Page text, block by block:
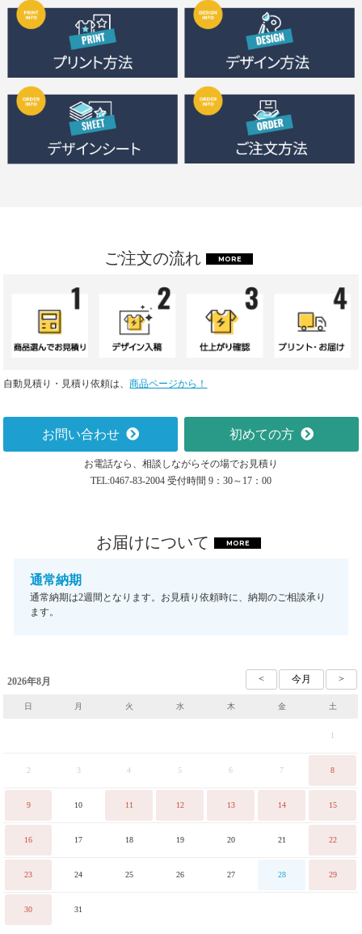
ご注文の流れ MORE
自動見積り・見積り依頼は、商品ページから！
お問い合わせ 初めての方
お電話なら、相談しながらその場でお見積り
TEL:0467-83-2004 受付時間 9：30～17：00
お届けについて MORE
通常納期
通常納期は2週間となります。お見積り依頼時に、納期のご相談承り
ます。
2026年8月
日 月 火 水 木 金 土
1
2 3 4 5 6 7 8
9 10 11 12 13 14 15
16 17 18 19 20 21 22
23 24 25 26 27 28 29
30 31